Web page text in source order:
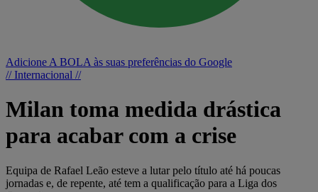
Adicione A BOLA às suas preferências do Google
// Internacional //
Milan toma medida drástica
para acabar com a crise
Equipa de Rafael Leão esteve a lutar pelo título até há poucas
jornadas e, de repente, até tem a qualificação para a Liga dos